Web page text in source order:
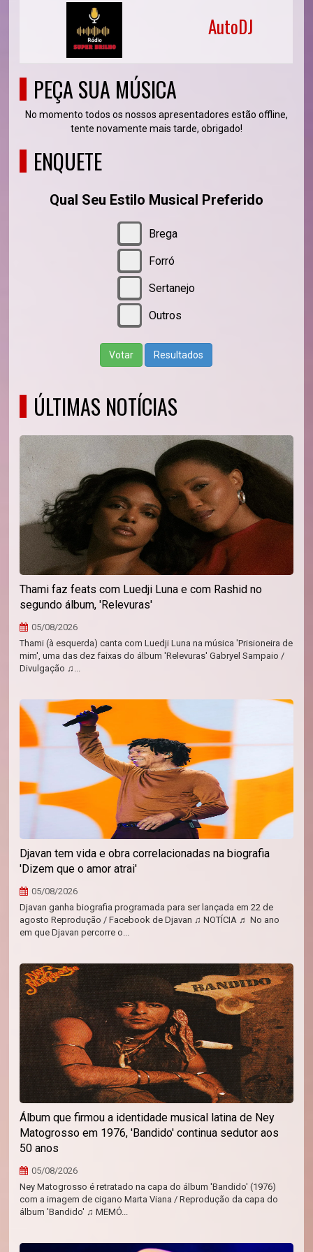
AutoDJ
PEÇA SUA MÚSICA
No momento todos os nossos apresentadores estão offline,
tente novamente mais tarde, obrigado!
ENQUETE
Qual Seu Estilo Musical Preferido
Brega
Forró
Sertanejo
Outros
Votar Resultados
ÚLTIMAS NOTÍCIAS
Thami faz feats com Luedji Luna e com Rashid no
segundo álbum, 'Relevuras'
05/08/2026
Thami (à esquerda) canta com Luedji Luna na música 'Prisioneira de
mim', uma das dez faixas do álbum 'Relevuras' Gabryel Sampaio /
Divulgação ♫...
Djavan tem vida e obra correlacionadas na biografia
'Dizem que o amor atrai'
05/08/2026
Djavan ganha biografia programada para ser lançada em 22 de
agosto Reprodução / Facebook de Djavan ♫ NOTÍCIA ♬ No ano
em que Djavan percorre o...
Álbum que firmou a identidade musical latina de Ney
Matogrosso em 1976, 'Bandido' continua sedutor aos
50 anos
05/08/2026
Ney Matogrosso é retratado na capa do álbum 'Bandido' (1976)
com a imagem de cigano Marta Viana / Reprodução da capa do
álbum 'Bandido' ♫ MEMÓ...